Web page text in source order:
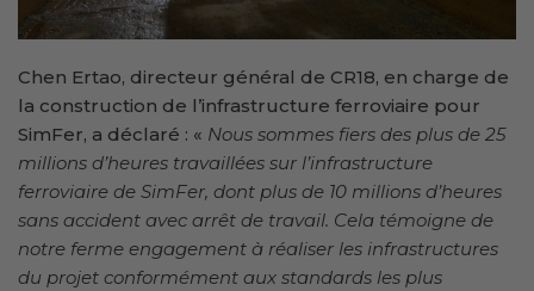
Chen Ertao, directeur général de CR18, en charge de
la construction de l’infrastructure ferroviaire pour
SimFer, a déclaré : « Nous sommes fiers des plus de 25
millions d’heures travaillées sur l’infrastructure
ferroviaire de SimFer, dont plus de 10 millions d’heures
sans accident avec arrêt de travail. Cela témoigne de
notre ferme engagement à réaliser les infrastructures
du projet conformément aux standards les plus